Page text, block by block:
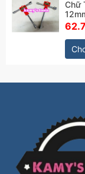
Chữ